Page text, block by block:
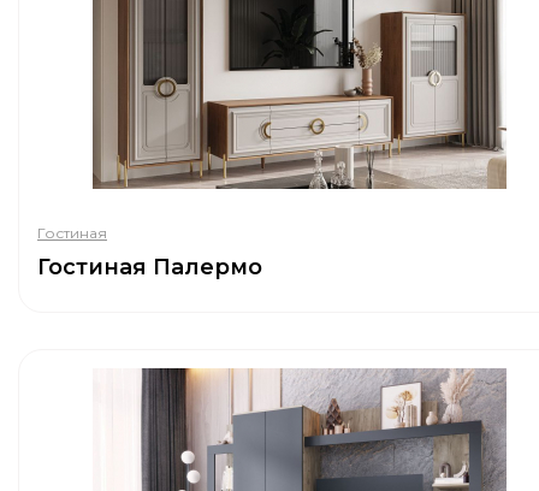
Гостиная
Гостиная Палермо